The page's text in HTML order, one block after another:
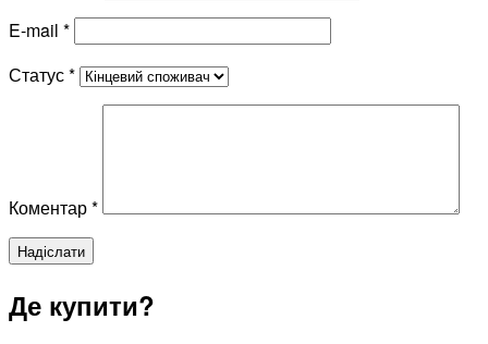
E-mail *
Статус*
Коментар*
Де купити?